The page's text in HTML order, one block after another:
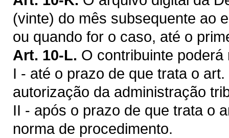
(vinte) do mês subsequente ao
ou quando for o caso, até o
Art. 10-L. O contribuinte
I - até o prazo de que trata o
autorização da administração
II - após o prazo de que trata o
norma de procedimento.